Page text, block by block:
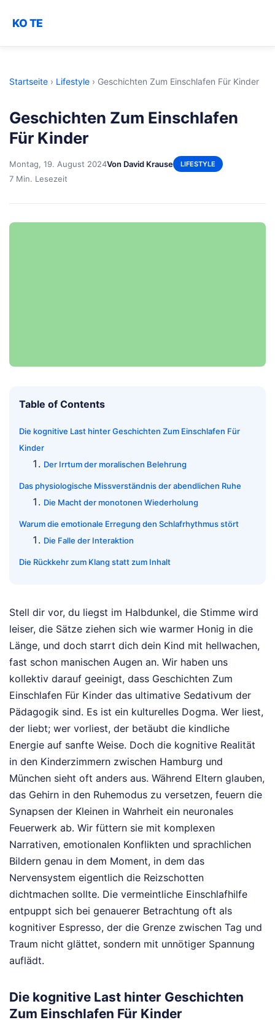
KO TE
Startseite › Lifestyle › Geschichten Zum Einschlafen Für Kinder
Geschichten Zum Einschlafen
Für Kinder
Montag, 19. August 2024Von David Krause LIFESTYLE
7 Min. Lesezeit
Table of Contents
Die kognitive Last hinter Geschichten Zum Einschlafen Für
Kinder
Der Irrtum der moralischen Belehrung
Das physiologische Missverständnis der abendlichen Ruhe
Die Macht der monotonen Wiederholung
Warum die emotionale Erregung den Schlafrhythmus stört
Die Falle der Interaktion
Die Rückkehr zum Klang statt zum Inhalt
Stell dir vor, du liegst im Halbdunkel, die Stimme wird
leiser, die Sätze ziehen sich wie warmer Honig in die
Länge, und doch starrt dich dein Kind mit hellwachen,
fast schon manischen Augen an. Wir haben uns
kollektiv darauf geeinigt, dass Geschichten Zum
Einschlafen Für Kinder das ultimative Sedativum der
Pädagogik sind. Es ist ein kulturelles Dogma. Wer liest,
der liebt; wer vorliest, der betäubt die kindliche
Energie auf sanfte Weise. Doch die kognitive Realität
in den Kinderzimmern zwischen Hamburg und
München sieht oft anders aus. Während Eltern glauben,
das Gehirn in den Ruhemodus zu versetzen, feuern die
Synapsen der Kleinen in Wahrheit ein neuronales
Feuerwerk ab. Wir füttern sie mit komplexen
Narrativen, emotionalen Konflikten und sprachlichen
Bildern genau in dem Moment, in dem das
Nervensystem eigentlich die Reizschotten
dichtmachen sollte. Die vermeintliche Einschlafhilfe
entpuppt sich bei genauerer Betrachtung oft als
kognitiver Espresso, der die Grenze zwischen Tag und
Traum nicht glättet, sondern mit unnötiger Spannung
auflädt.
Die kognitive Last hinter Geschichten
Zum Einschlafen Für Kinder